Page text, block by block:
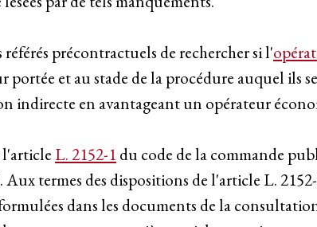
précontractuels de rechercher si l'
portée et au stade de la procédure auquel ils
indirecte en avantageant un opérateur
l'article L. 2152-1du code de la commande
termes des dispositions de l'article L.
formulées dans les documents de la